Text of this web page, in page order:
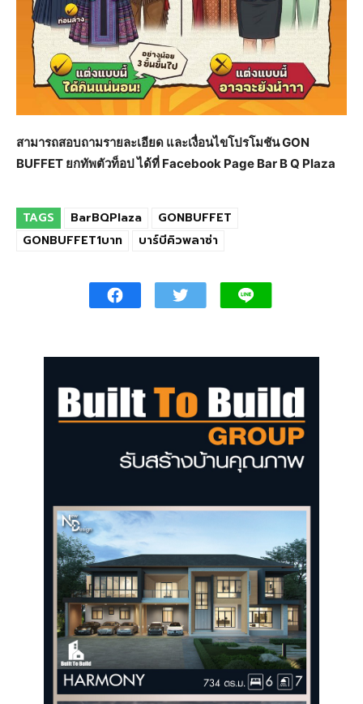
สามารถสอบถามรายละเอียด และเงื่อนไขโปรโมชันGON
BUFFET ยกทัพตัวท็อป ได้ที่ Facebook Page Bar B Q Plaza
TAGS BarBQPlaza
GONBUFFET
GONBUFFET1บาท
บาร์บีคิวพลาซ่า